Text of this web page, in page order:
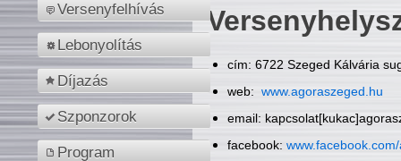
Versenyfelhívás
Lebonyolítás
Díjazás
Szponzorok
Program
cím: 6722 Szeged Kálvária
web: www.agoraszeged.hu
email:
facebook: